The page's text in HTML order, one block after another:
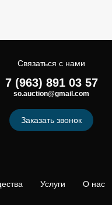
Услуги О нас
Связаться с нами
7 (963) 891 03 57
so.auction@gmail.com
Заказать звонок